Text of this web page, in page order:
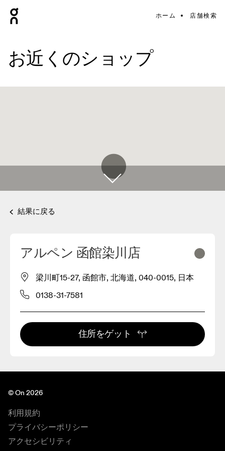
ホーム 店舗検索
お近くのショップ
結果に戻る
アルペン 函館染川店
梁川町15-27, 函館市, 北海道, 040-0015, 日本
0138-31-7581
住所をゲット
© On 2026
利用規約
プライバシーポリシー
アクセシビリティ